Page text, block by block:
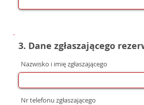
3. Dane zgłaszającego
Nazwisko i imię zgłaszającego
Nr telefonu zgłaszającego